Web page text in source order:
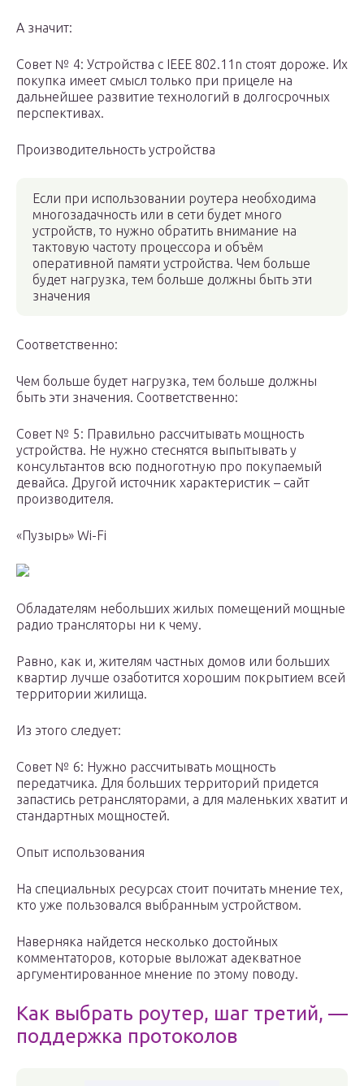
А значит:
Совет № 4: Устройства с IEEE 802.11n стоят дороже. Их
покупка имеет смысл только при прицеле на
дальнейшее развитие технологий в долгосрочных
перспективах.
Производительность устройства
Если при использовании роутера необходима
многозадачность или в сети будет много
устройств, то нужно обратить внимание на
тактовую частоту процессора и объём
оперативной памяти устройства. Чем больше
будет нагрузка, тем больше должны быть эти
значения
Соответственно:
Чем больше будет нагрузка, тем больше должны
быть эти значения. Соответственно:
Совет № 5: Правильно рассчитывать мощность
устройства. Не нужно стеснятся выпытывать у
консультантов всю подноготную про покупаемый
девайса. Другой источник характеристик – сайт
производителя.
«Пузырь» Wi-Fi
Обладателям небольших жилых помещений мощные
радио трансляторы ни к чему.
Равно, как и, жителям частных домов или больших
квартир лучше озаботится хорошим покрытием всей
территории жилища.
Из этого следует:
Совет № 6: Нужно рассчитывать мощность
передатчика. Для больших территорий придется
запастись ретрансляторами, а для маленьких хватит и
стандартных мощностей.
Опыт использования
На специальных ресурсах стоит почитать мнение тех,
кто уже пользовался выбранным устройством.
Наверняка найдется несколько достойных
комментаторов, которые выложат адекватное
аргументированное мнение по этому поводу.
Как выбрать роутер, шаг третий, —
поддержка протоколов